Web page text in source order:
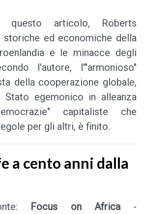
questo articolo, Roberts
storiche ed economiche della
e le minacce degli
l'autore, l'"armonioso"
della cooperazione globale,
Stato egemonico in alleanza
capitaliste che
per gli altri, è finito.
a cento anni dalla
Focus on Africa-